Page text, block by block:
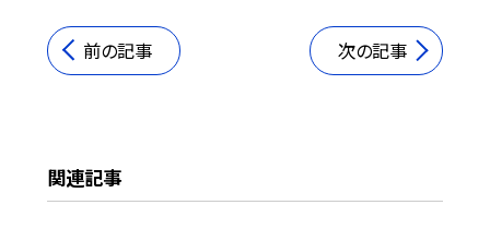
前の記事 次の記事
関連記事